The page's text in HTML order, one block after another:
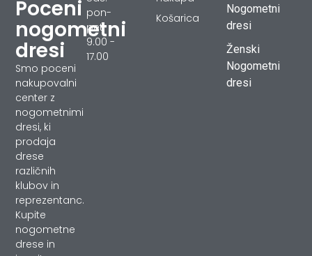
Poceni
nogometni
dresi
Smo poceni
nakupovalni
center z
nogometnimi
dresi, ki
prodaja
drese
različnih
klubov in
reprezentanc.
Kupite
nogometne
drese in
Nogometni
dresi
Ženski
Nogometni
dresi
Košarica
pon-
pet
9.00 -
17.00